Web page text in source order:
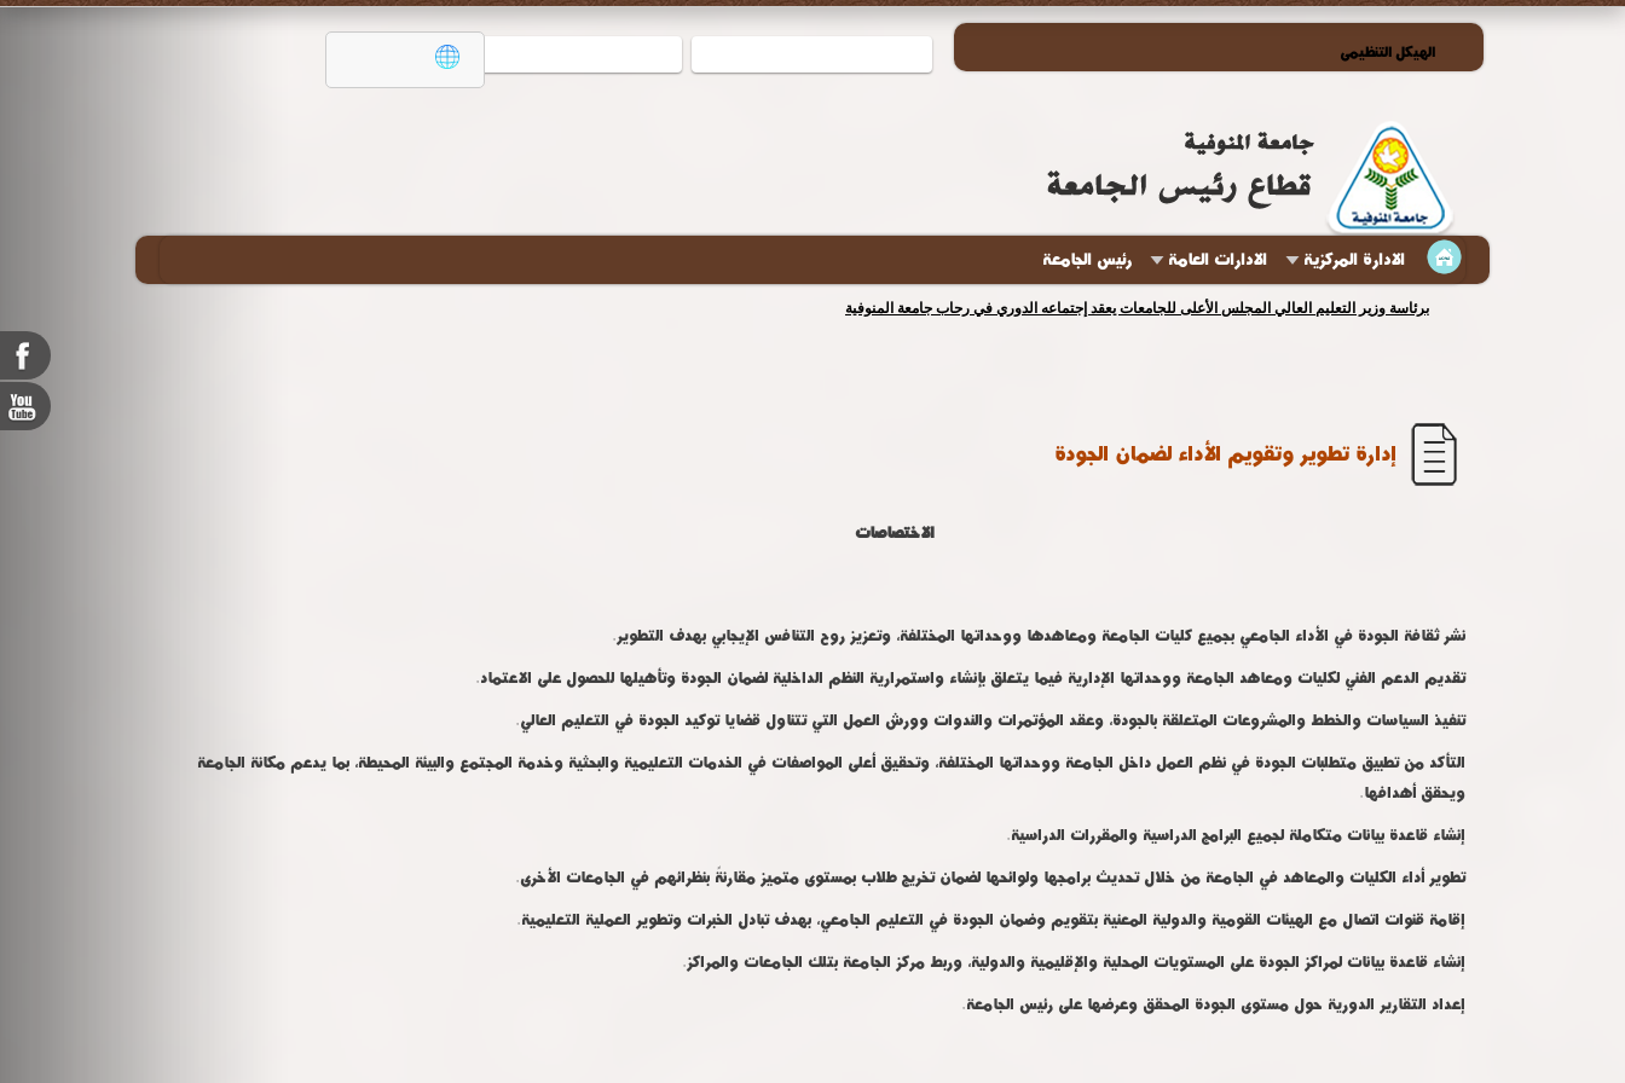
الهيكل التنظيمى
الادارة المركزية الادارات العامة رئيس الجامعة
برئاسة وزير التعليم العالي المجلس الأعلى للجامعات يعقد إجتماعه الدوري في رحاب جامعة المنوفية
إدارة تطوير وتقويم الأداء لضمان الجودة
الاختصاصات
نشر ثقافة الجودة في الأداء الجامعي بجميع كليات الجامعة ومعاهدها ووحداتها المختلفة، وتعزيز روح التنافس الإيجابي بهدف التطوير.
تقديم الدعم الفني لكليات ومعاهد الجامعة ووحداتها الإدارية فيما يتعلق بإنشاء واستمرارية النظم الداخلية لضمان الجودة وتأهيلها للحصول على الاعتماد.
تنفيذ السياسات والخطط والمشروعات المتعلقة بالجودة، وعقد المؤتمرات والندوات وورش العمل التي تتناول قضايا توكيد الجودة في التعليم العالي.
التأكد من تطبيق متطلبات الجودة في نظم العمل داخل الجامعة ووحداتها المختلفة، وتحقيق أعلى المواصفات في الخدمات التعليمية والبحثية وخدمة المجتمع والبيئة المحيطة، بما يدعم مكانة الجامعة
ويحقق أهدافها.
إنشاء قاعدة بيانات متكاملة لجميع البرامج الدراسية والمقررات الدراسية.
تطوير أداء الكليات والمعاهد في الجامعة من خلال تحديث برامجها ولوائحها لضمان تخريج طلاب بمستوى متميز مقارنةً بنظرائهم في الجامعات الأخرى.
إقامة قنوات اتصال مع الهيئات القومية والدولية المعنية بتقويم وضمان الجودة في التعليم الجامعي، بهدف تبادل الخبرات وتطوير العملية التعليمية.
إنشاء قاعدة بيانات لمراكز الجودة على المستويات المحلية والإقليمية والدولية، وربط مركز الجامعة بتلك الجامعات والمراكز.
إعداد التقارير الدورية حول مستوى الجودة المحقق وعرضها على رئيس الجامعة.